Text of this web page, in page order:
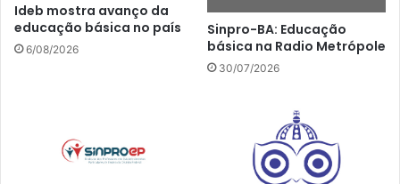
Ideb mostra avanço da
educação básica no país
6/08/2026
Sinpro-BA: Educação
básica na Radio Metrópole
30/07/2026